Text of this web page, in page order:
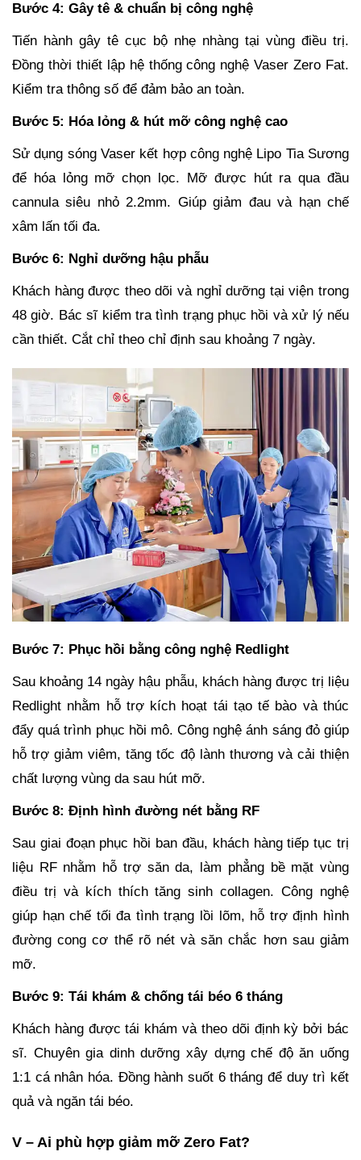
Bước 4: Gây tê & chuẩn bị công nghệ
Tiến hành gây tê cục bộ nhẹ nhàng tại vùng điều trị.
Đồng thời thiết lập hệ thống công nghệ Vaser Zero Fat.
Kiểm tra thông số để đảm bảo an toàn.
Bước 5: Hóa lỏng & hút mỡ công nghệ cao
Sử dụng sóng Vaser kết hợp công nghệ Lipo Tia Sương
để hóa lỏng mỡ chọn lọc. Mỡ được hút ra qua đầu
cannula siêu nhỏ 2.2mm. Giúp giảm đau và hạn chế
xâm lấn tối đa.
Bước 6: Nghỉ dưỡng hậu phẫu
Khách hàng được theo dõi và nghỉ dưỡng tại viện trong
48 giờ. Bác sĩ kiểm tra tình trạng phục hồi và xử lý nếu
cần thiết. Cắt chỉ theo chỉ định sau khoảng 7 ngày.
Bước 7: Phục hồi bằng công nghệ Redlight
Sau khoảng 14 ngày hậu phẫu, khách hàng được trị liệu
Redlight nhằm hỗ trợ kích hoạt tái tạo tế bào và thúc
đẩy quá trình phục hồi mô. Công nghệ ánh sáng đỏ giúp
hỗ trợ giảm viêm, tăng tốc độ lành thương và cải thiện
chất lượng vùng da sau hút mỡ.
Bước 8: Định hình đường nét bằng RF
Sau giai đoạn phục hồi ban đầu, khách hàng tiếp tục trị
liệu RF nhằm hỗ trợ săn da, làm phẳng bề mặt vùng
điều trị và kích thích tăng sinh collagen. Công nghệ
giúp hạn chế tối đa tình trạng lồi lõm, hỗ trợ định hình
đường cong cơ thể rõ nét và săn chắc hơn sau giảm
mỡ.
Bước 9: Tái khám & chống tái béo 6 tháng
Khách hàng được tái khám và theo dõi định kỳ bởi bác
sĩ. Chuyên gia dinh dưỡng xây dựng chế độ ăn uống
1:1 cá nhân hóa. Đồng hành suốt 6 tháng để duy trì kết
quả và ngăn tái béo.
V – Ai phù hợp giảm mỡ Zero Fat?